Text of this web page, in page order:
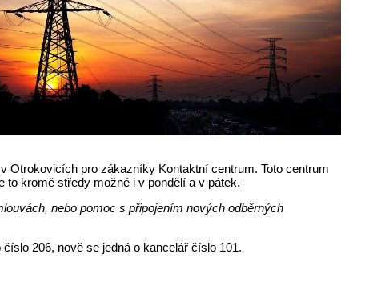
Otrokovicích pro zákazníky Kontaktní centrum. Toto centrum
kromě středy možné i v pondělí a v pátek.
nebo pomoc s připojením nových odběrných
206, nově se jedná o kancelář číslo 101.